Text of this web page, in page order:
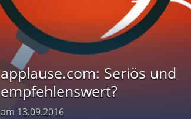
applause.com: Seriös und
empfehlenswert?
am 13.09.2016